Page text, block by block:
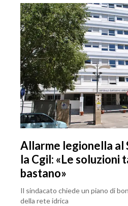
Allarme legionella al
la Cgil: «Le soluzioni
bastano»
Il sindacato chiede un piano di
della rete idrica